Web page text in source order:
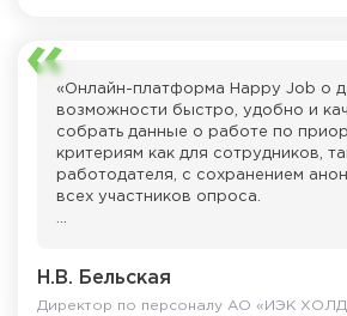
HH.ру».
«Онлайн-платформа Happy Job о
возможности быстро, удобно и
собрать данные о работе по
критериям как для сотрудников,
работодателя, с сохранением
всех участников опроса.
слаженную работу экспертов
Анастасии Колесниковой,
Кондрашиной, Арслана Андаева
Н.В. Бельская
Директор по персоналу АО «ИЭК